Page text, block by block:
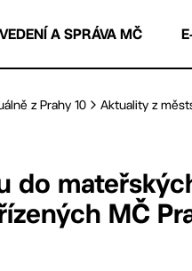
VEDENÍ A SPRÁVA MČ
z Prahy 10 Aktuality z
do
MČ